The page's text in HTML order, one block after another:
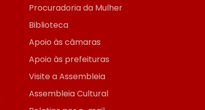
Procuradoria da Mulher
Biblioteca
Apoio às câmaras
Apoio às prefeituras
Visite a Assembleia
Assembleia Cultural